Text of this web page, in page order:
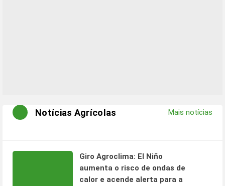
Notícias Agrícolas Mais notícias
Giro Agroclima: El Niño
aumenta o risco de ondas de
calor e acende alerta para a